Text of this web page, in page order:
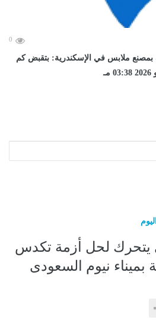
0
بمصنع ملابس في الإسكندرية: بتقبض كم
يتحرك لحل أزمة تكدس
بميناء نيوم السعودى